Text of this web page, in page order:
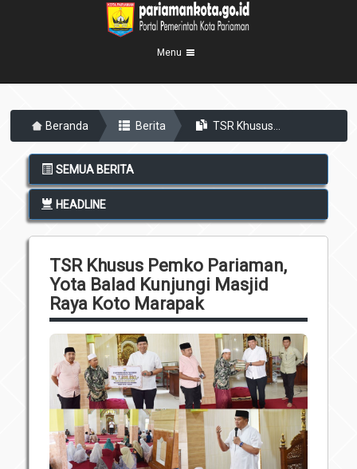
Menu
Profil Kota
Sejarah
Demografis
Geografis
Legislatif
Sekretariat Daerah
Kecamatan
Desa
Kelurahan
Unit Pelaksana Teknis (UPT)
Transparansi
Informasi
Layanan
Pengumuman
Infografis
Download
Penghargaan
Beranda Berita TSR Khusus...
SEMUA BERITA
HEADLINE
TSR Khusus Pemko Pariaman,
Yota Balad Kunjungi Masjid
Raya Koto Marapak